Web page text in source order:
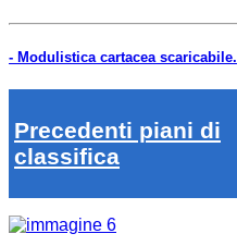
- Modulistica cartacea scaricabile.
Precedenti piani di
classifica